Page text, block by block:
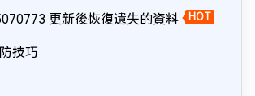
更新後恢復遺失的資料 HOT
技巧